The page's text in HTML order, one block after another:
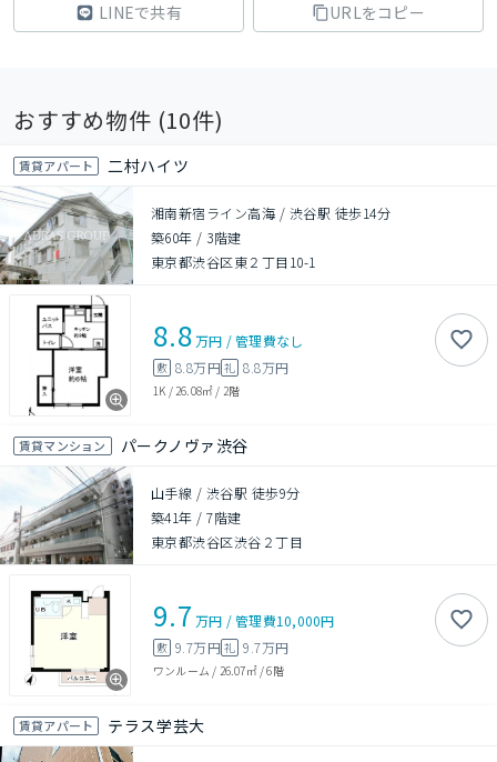
LINEで共有
URLをコピー
おすすめ物件 (10件)
賃貸アパート 二村ハイツ
湘南新宿ライン高海 / 渋谷駅 徒歩14分
築60年 / 3階建
東京都渋谷区東２丁目10-1
8.8万円 /管理費なし
敷 8.8万円礼 8.8万円
1K / 26.08㎡ / 2階
賃貸マンション パークノヴァ渋谷
山手線 / 渋谷駅 徒歩9分
築41年 /7階建
東京都渋谷区渋谷２丁目
9.7 万円 /管理費10,000円
敷 9.7万円礼 9.7万円
ワンルーム / 26.07㎡/6階
賃貸アパート テラス学芸大